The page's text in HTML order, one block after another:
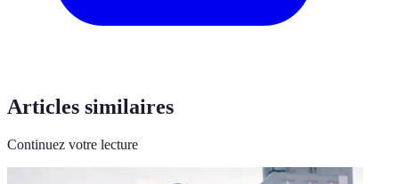
Articles similaires
Continuez votre lecture